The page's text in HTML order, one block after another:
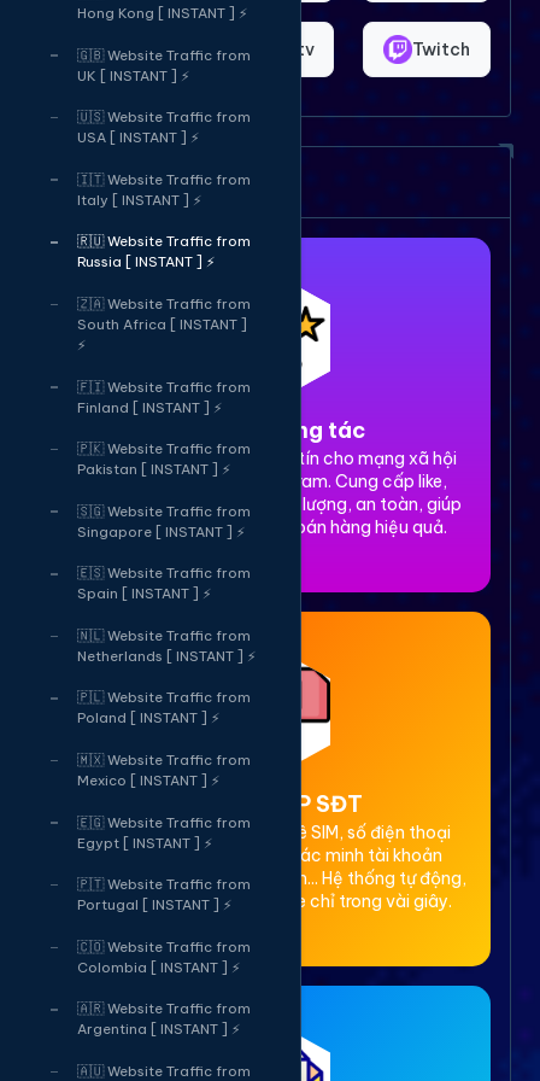
Hong Kong [ INSTANT ] ⚡
🇬🇧 Website Traffic from
UK [ INSTANT ] ⚡
🇺🇸 Website Traffic from
USA [ INSTANT ] ⚡
🇮🇹 Website Traffic from
Italy [ INSTANT ] ⚡
🇷🇺 Website Traffic from
Russia [ INSTANT ] ⚡
🇿🇦 Website Traffic from
South Africa [ INSTANT ]
⚡
🇫🇮 Website Traffic from
Finland [ INSTANT ] ⚡
🇵🇰 Website Traffic from
Pakistan [ INSTANT ] ⚡
🇸🇬 Website Traffic from
Singapore [ INSTANT ] ⚡
🇪🇸 Website Traffic from
Spain [ INSTANT ] ⚡
🇳🇱 Website Traffic from
Netherlands [ INSTANT ] ⚡
🇵🇱 Website Traffic from
Poland [ INSTANT ] ⚡
🇲🇽 Website Traffic from
Mexico [ INSTANT ] ⚡
🇪🇬 Website Traffic from
Egypt [ INSTANT ] ⚡
🇵🇹 Website Traffic from
Portugal [ INSTANT ] ⚡
🇨🇴 Website Traffic from
Colombia [ INSTANT ] ⚡
🇦🇷 Website Traffic from
Argentina [ INSTANT ] ⚡
🇦🇺 Website Traffic from
Shopee Bigo.tv Twitch
Dịch vụ của chúng tôi
1. Tăng tương tác
Dịch vụ tăng tương tác uy tín cho mạng xã hội
Facebook, TikTok, Instagram. Cung cấp like,
share, comment, view chất lượng, an toàn, giúp
xây dựng thương hiệu và bán hàng hiệu quả.
2. Thuê OTP SĐT
Cung cấp dịch vụ cho thuê SIM, số điện thoại
(SĐT) để nhận mã OTP xác minh tài khoản
Facebook, Google, Telegram... Hệ thống tự động,
bảo mật, giá rẻ, nhận code chỉ trong vài giây.